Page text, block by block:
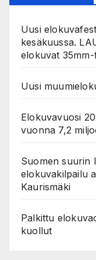
Uusi
kesäkuussa.
elokuvat 35mm-
Uusi
Elokuvavuosi
vuonna 7,2
Suomen suurin
elokuvakilpailu
Kaurismäki
Palkittu
kuollut